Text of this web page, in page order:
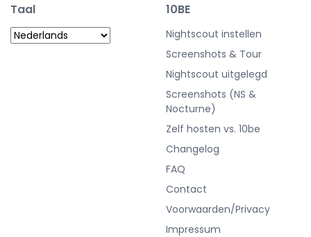
Taal 10BE
Nightscout instellen
Screenshots & Tour
Nightscout uitgelegd
Screenshots (NS &
Nocturne)
Zelf hosten vs. 10be
Changelog
FAQ
Contact
Voorwaarden/Privacy
Impressum